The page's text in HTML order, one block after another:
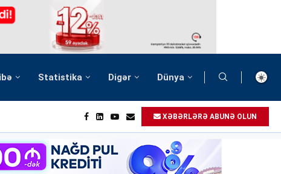
Statistika Digər Dünya
XƏBƏRLƏRƏ ABUNƏ OLUN